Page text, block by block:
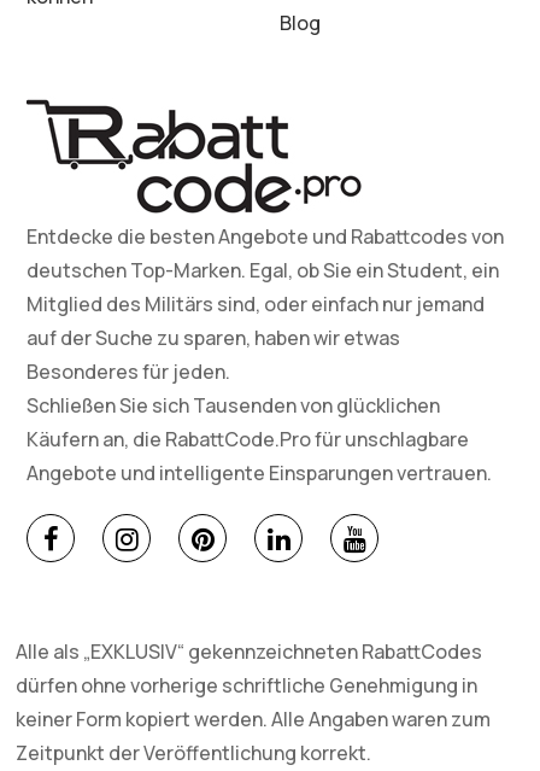
Blog
Entdecke die besten Angebote und Rabattcodes von
deutschen Top-Marken. Egal, ob Sie ein Student, ein
Mitglied des Militärs sind, oder einfach nur jemand
auf der Suche zu sparen, haben wir etwas
Besonderes für jeden.
Schließen Sie sich Tausenden von glücklichen
Käufern an, die RabattCode.Pro für unschlagbare
Angebote und intelligente Einsparungen vertrauen.
Alle als „EXKLUSIV“ gekennzeichneten RabattCodes
dürfen ohne vorherige schriftliche Genehmigung in
keiner Form kopiert werden. Alle Angaben waren zum
Zeitpunkt der Veröffentlichung korrekt.